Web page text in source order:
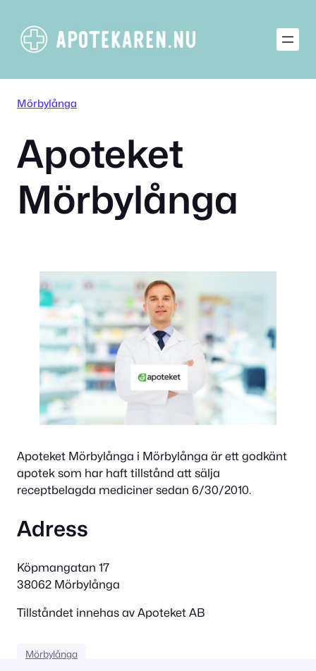
innehåll
Mörbylånga
Apoteket
Mörbylånga
Apoteket Mörbylånga i Mörbylånga är ett godkänt
apotek som har haft tillstånd att sälja
receptbelagda mediciner sedan 6/30/2010.
Adress
Köpmangatan 17
38062 Mörbylånga
Tillståndet innehas av Apoteket AB
Mörbylånga